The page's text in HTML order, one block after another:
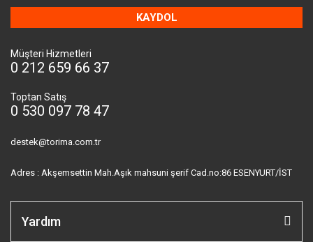
KAYDOL
Müşteri Hizmetleri
0 212 659 66 37
Toptan Satış
0 530 097 78 47
destek@torima.com.tr
Adres : Akşemsettin Mah.Aşık mahsuni şerif Cad.no:86 ESENYURT/İST
Yardım